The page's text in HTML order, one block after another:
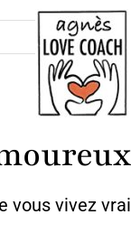
vous vivez